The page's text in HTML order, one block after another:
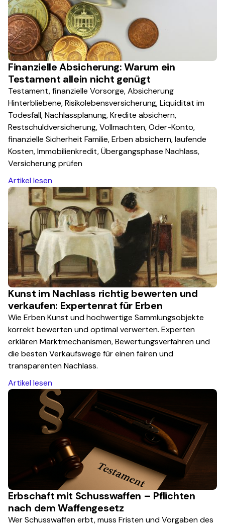
Finanzielle Absicherung: Warum ein
Testament allein nicht genügt
Testament, finanzielle Vorsorge, Absicherung
Hinterbliebene, Risikolebensversicherung, Liquidität im
Todesfall, Nachlassplanung, Kredite absichern,
Restschuldversicherung, Vollmachten, Oder-Konto,
finanzielle Sicherheit Familie, Erben absichern, laufende
Kosten, Immobilienkredit, Übergangsphase Nachlass,
Versicherung prüfen
Artikel lesen
Kunst im Nachlass richtig bewerten und
verkaufen: Expertenrat für Erben
Wie Erben Kunst und hochwertige Sammlungsobjekte
korrekt bewerten und optimal verwerten. Experten
erklären Marktmechanismen, Bewertungsverfahren und
die besten Verkaufswege für einen fairen und
transparenten Nachlass.
Artikel lesen
Erbschaft mit Schusswaffen – Pflichten
nach dem Waffengesetz
Wer Schusswaffen erbt, muss Fristen und Vorgaben des